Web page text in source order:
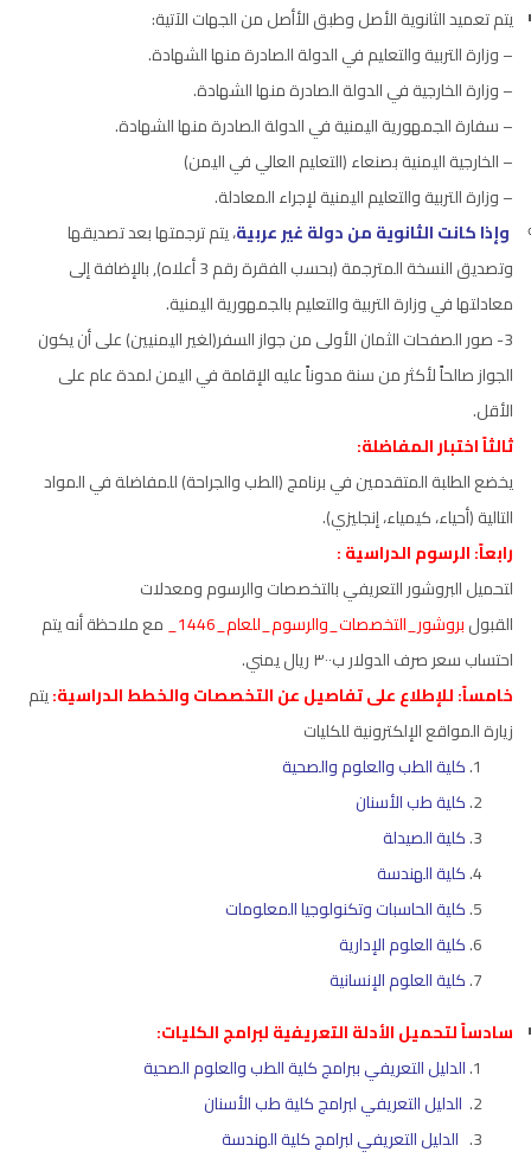
يتم تعميد الثانوية الأصل وطبق الأأصل من الجهات الآتية:
– وزارة التربية والتعليم في الدولة الصادرة منها الشهادة.
– وزارة الخارجية في الدولة الصادرة منها الشهادة.
– سفارة الجمهورية اليمنية في الدولة الصادرة منها الشهادة.
– الخارجية اليمنية بصنعاء (التعليم العالي في اليمن)
– وزارة التربية والتعليم اليمنية لإجراء المعادلة.
وإذا كانت الثانوية من دولة غير عربية، يتم ترجمتها بعد تصديقها
وتصديق النسخة المترجمة (بحسب الفقرة رقم 3 أعلاه), بالإضافة إلى
معادلتها في وزارة التربية والتعليم بالجمهورية اليمنية.
3- صور الصفحات الثمان الأولى من جواز السفر(لغير اليمنيين) على أن يكون
الجواز صالحاً لأكثر من سنة مدوناً عليه الإقامة في اليمن لمدة عام على
الأقل.
ثالثاً اختبار المفاضلة:
يخضع الطلبة المتقدمين في برنامج (الطب والجراحة) للمفاضلة في المواد
التالية (أحياء، كيمياء، إنجليزي).
رابعاً: الرسوم الدراسية :
لتحميل البروشور التعريفي بالتخصصات والرسوم ومعدلات
القبولبروشور_التخصصات_والرسوم_للعام_1446_
مع ملاحظة أنه يتم
احتساب سعر صرف الدولار ب٣٠٠ ريال يمني.
خامساً: للإطلاع على تفاصيل عن التخصصات والخطط الدراسية:يتم
زيارة المواقع الإلكترونية للكليات
كلية الطب والعلوم والصحية
كلية طب الأسنان
كلية الصيدلة
كلية الهندسة
كلية الحاسبات وتكنولوجيا المعلومات
كلية العلوم الإدارية
كلية العلوم الإنسانية
سادساً لتحميل الأدلة التعريفية لبرامج الكليات:
الدليل التعريفي ببرامج كلية الطب والعلوم الصحية
الدليل التعريفي لبرامج كلية طب الأسنان
الدليل التعريفي لبرامج كلية الهندسة